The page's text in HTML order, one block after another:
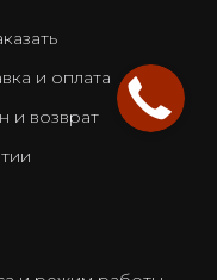
и оплата
и возврат